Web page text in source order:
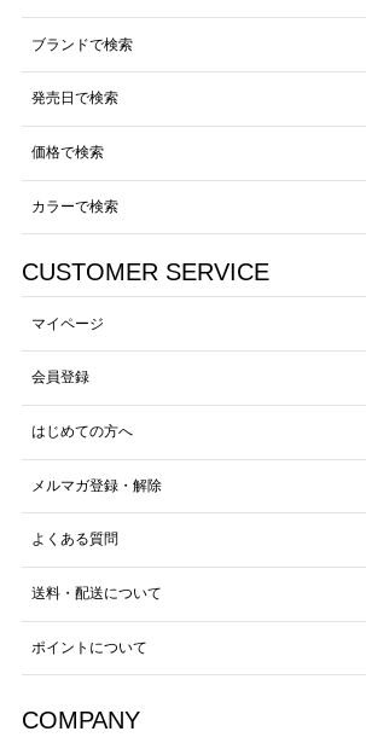
ブランドで検索
発売日で検索
価格で検索
カラーで検索
CUSTOMER SERVICE
マイページ
会員登録
はじめての方へ
メルマガ登録・解除
よくある質問
送料・配送について
ポイントについて
COMPANY